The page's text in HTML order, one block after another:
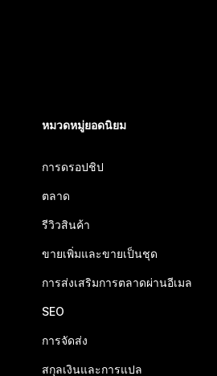
หมวดหมู่ยอดนิยม
การดรอปชิป
ตลาด
รีวิวสินค้า
ขายเพิ่มและขายเป็นชุด
การส่งเสริมการตลาดผ่านอีเมล
SEO
การจัดส่ง
สกุลเงินและการแปล